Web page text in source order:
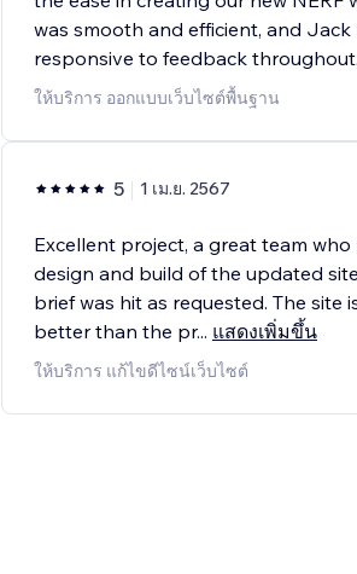
was smooth and efficient, and
responsive to feedback
ให้บริการ ออกแบบเว็บไซต์พื้นฐาน
5 1 เม.ย. 2567
Excellent project, a great team
design and build of the updated
brief was hit as requested. The site
better than the pr... แสดงเพิ่มขึ้น
ให้บริการ แก้ไขดีไซน์เว็บไซต์